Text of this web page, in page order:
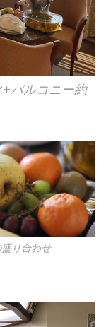
バルコニー約
り合わせ